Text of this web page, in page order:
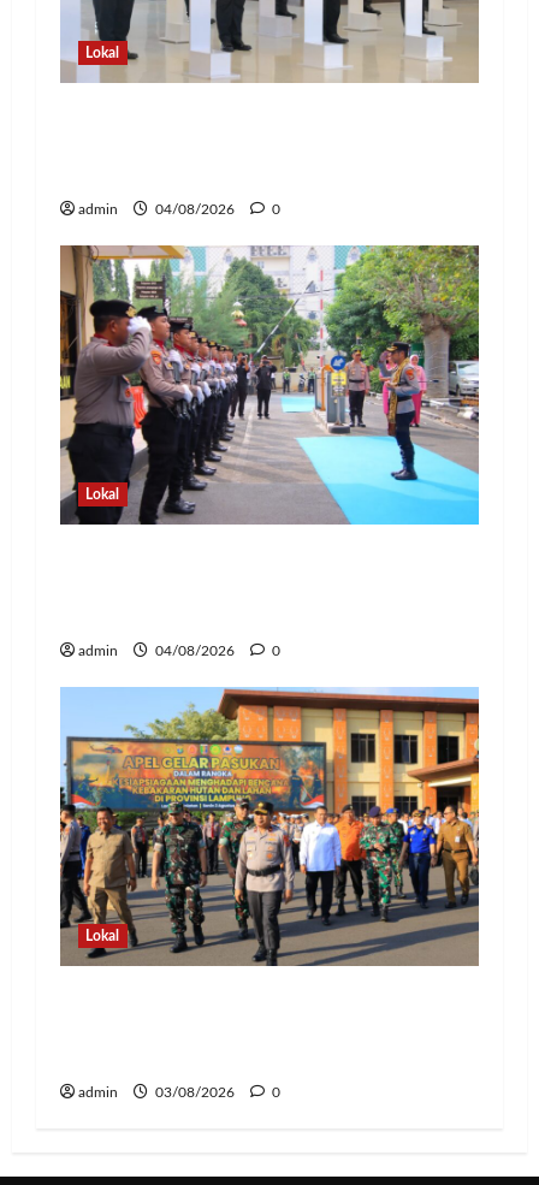
Lokal
admin 04/08/2026 0
Lokal
admin 04/08/2026 0
Lokal
admin 03/08/2026 0